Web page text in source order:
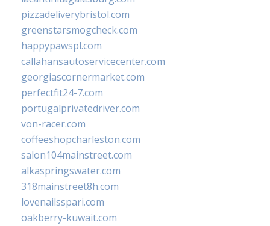
pizzadeliverybristol.com
greenstarsmogcheck.com
happypawspl.com
callahansautoservicecenter.com
georgiascornermarket.com
perfectfit24-7.com
portugalprivatedriver.com
von-racer.com
coffeeshopcharleston.com
salon104mainstreet.com
alkaspringswater.com
318mainstreet8h.com
lovenailsspari.com
oakberry-kuwait.com